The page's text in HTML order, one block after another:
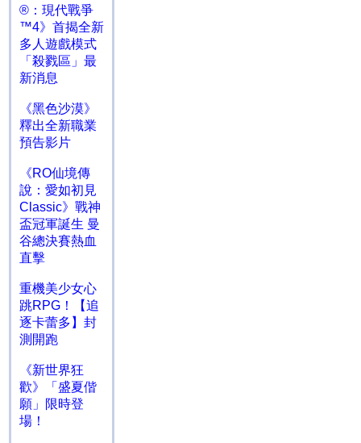
®：現代戰爭
™4》首揭全新
多人遊戲模式
「殺戮區」最
新消息
《黑色沙漠》
釋出全新職業
預告影片
《RO仙境傳
說：愛如初見
Classic》戰神
盃冠軍誕生 曼
谷總決賽熱血
直擊
重機美少女心
跳RPG！【追
逐卡蕾多】封
測開跑
《新世界狂
歡》「盛夏偕
願」限時登
場！